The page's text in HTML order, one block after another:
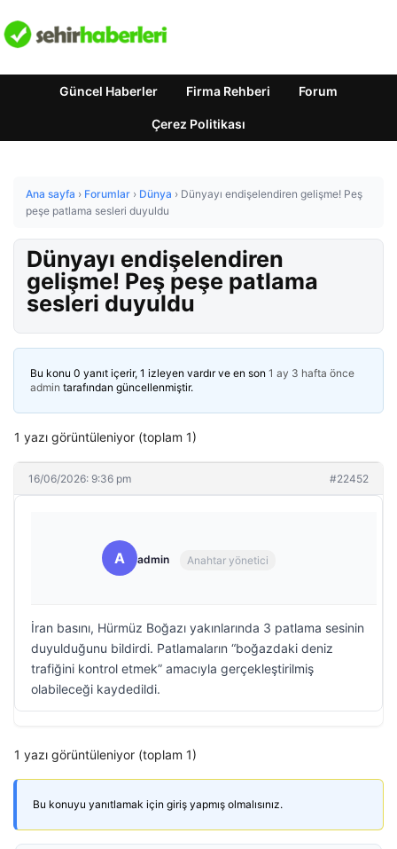
Güncel Haberler Firma Rehberi Forum
Çerez Politikası
Ana sayfa › Forumlar › Dünya › Dünyayı endişelendiren gelişme! Peş
peşe patlama sesleri duyuldu
Dünyayı endişelendiren
gelişme! Peş peşe patlama
sesleri duyuldu
Bu konu 0 yanıt içerir, 1 izleyen vardır ve en son 1 ay 3 hafta önce
admin tarafından güncellenmiştir.
1 yazı görüntüleniyor (toplam 1)
16/06/2026: 9:36 pm #22452
A admin Anahtar yönetici
İran basını, Hürmüz Boğazı yakınlarında 3 patlama sesinin
duyulduğunu bildirdi. Patlamaların “boğazdaki deniz
trafiğini kontrol etmek” amacıyla gerçekleştirilmiş
olabileceği kaydedildi.
1 yazı görüntüleniyor (toplam 1)
Bu konuyu yanıtlamak için giriş yapmış olmalısınız.